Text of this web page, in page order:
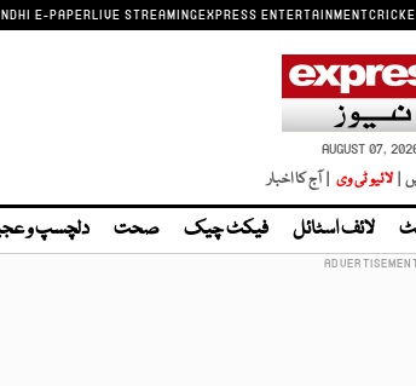
E-PAPERLIVE STREAMINGEXPRESS ENTERTAINMENT
AUGUST 07,
| لائیو ٹی وی | آج کا اخبار
لائف اسٹائل فیکٹ چیک صحت دلچسپ و